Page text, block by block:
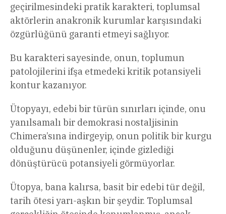
geçirilmesindeki pratik karakteri, toplumsal
aktörlerin anakronik kurumlar karşısındaki
özgürlüğünü garanti etmeyi sağlıyor.
Bu karakteri sayesinde, onun, toplumun
patolojilerini ifşa etmedeki kritik potansiyeli
kontur kazanıyor.
Ütopyayı, edebi bir türün sınırları içinde, onu
yanılsamalı bir demokrasi nostaljisinin
Chimera’sına indirgeyip, onun politik bir kurgu
olduğunu düşünenler, içinde gizlediği
dönüştürücü potansiyeli görmüyorlar.
Ütopya, bana kalırsa, basit bir edebi tür değil,
tarih ötesi yarı-aşkın bir şeydir. Toplumsal